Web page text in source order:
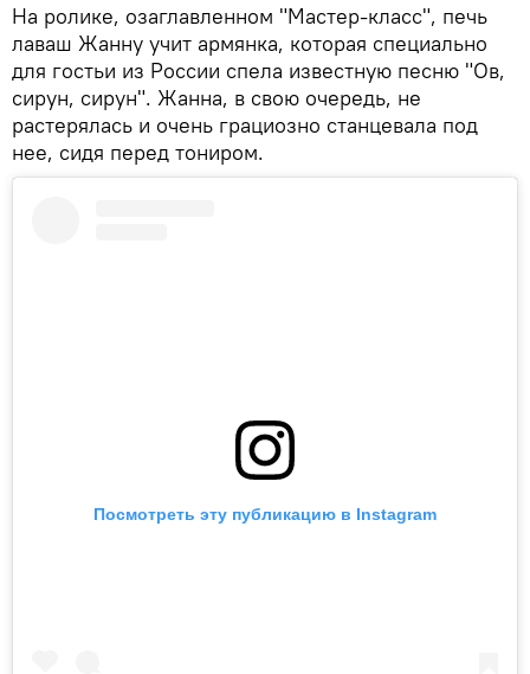
На ролике, озаглавленном "Мастер-класс", печь
лаваш Жанну учит армянка, которая специально
для гостьи из России спела известную песню "Ов,
сирун, сирун". Жанна, в свою очередь, не
растерялась и очень грациозно станцевала под
нее, сидя перед тониром.
Посмотреть эту публикацию в Instagram